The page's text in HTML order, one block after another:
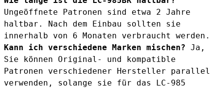
Ungeöffnete Patronen sind etwa 2 Jahre
haltbar. Nach dem Einbau sollten sie
innerhalb von 6 Monaten verbraucht werden.
Kann ich verschiedene Marken mischen? Ja,
Sie können Original- und kompatible
Patronen verschiedener Hersteller parallel
verwenden, solange sie für das LC-985